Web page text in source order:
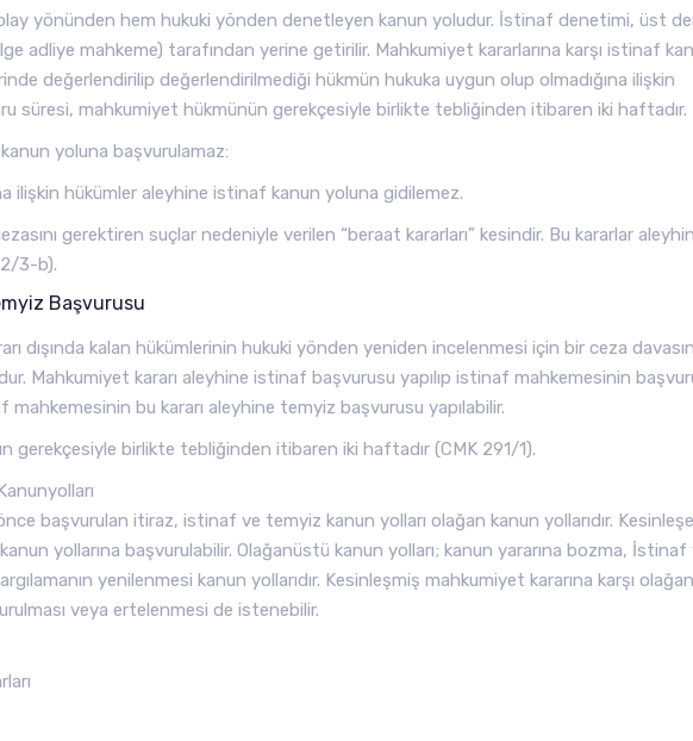
yönünden hem hukuki yönden denetleyen kanun yoludur. İstinaf denetimi, üst
adliye mahkeme) tarafından yerine getirilir. Mahkumiyet kararlarına karşı istinaf
değerlendirilip değerlendirilmediği hükmün hukuka uygun olup olmadığına ilişkin
süresi, mahkumiyet hükmünün gerekçesiyle birlikte tebliğinden itibaren iki haftadır.
yoluna başvurulamaz:
ilişkin hükümler aleyhine istinaf kanun yoluna gidilemez.
gerektiren suçlar nedeniyle verilen “beraat kararları” kesindir. Bu kararlar
3-b).
Başvurusu
dışında kalan hükümlerinin hukuki yönden yeniden incelenmesi için bir ceza
Mahkumiyet kararı aleyhine istinaf başvurusu yapılıp istinaf mahkemesinin
bu kararı aleyhine temyiz başvurusu yapılabilir.
gerekçesiyle birlikte tebliğinden itibaren iki haftadır (CMK 291/1).
başvurulan itiraz, istinaf ve temyiz kanun yolları olağan kanun yollarıdır.
yollarına başvurulabilir. Olağanüstü kanun yolları; kanun yararına bozma, İstinaf
yenilenmesi kanun yollarıdır. Kesinleşmiş mahkumiyet kararına karşı
veya ertelenmesi de istenebilir.